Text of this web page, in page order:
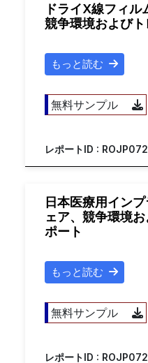
ドライX線フィル
競争環境および
もっと読む
無料サンプル
レポートID :
日本医療用イン
ェア、競争環境
ポート
もっと読む
無料サンプル
レポートID :